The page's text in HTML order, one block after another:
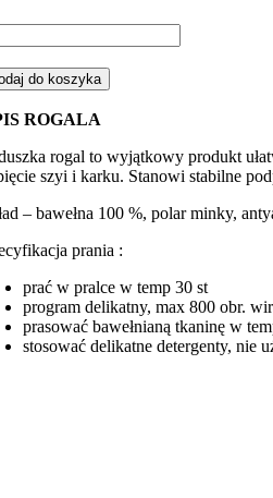
do koszyka
ROGALA
rogal to wyjątkowy produkt
szyi i karku. Stanowi stabilne
– bawełna 100 %, polar minky,
prania :
prać w pralce w temp 30 st
program delikatny, max 800 obr.
prasować bawełnianą tkaninę w
stosować delikatne detergenty, nie